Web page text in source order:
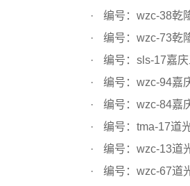
编号：wzc-38乾隆四
编号：wzc-73乾
编号：sls-17嘉庆三
编号：wzc-94嘉庆二
编号：wzc-84嘉庆二
编号：tma-17道光十
编号：wzc-13道光十
编号：wzc-67道光十